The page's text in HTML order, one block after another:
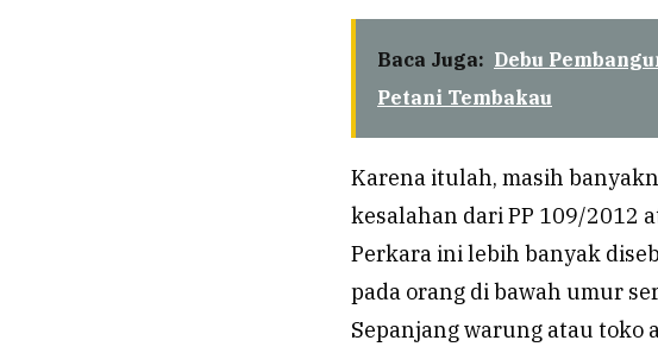
Baca Juga: Debu
Petani Tembakau
Karena itulah, masih
kesalahan dari PP 109/2012
Perkara ini lebih banyak
pada orang di bawah umur
Sepanjang warung atau toko